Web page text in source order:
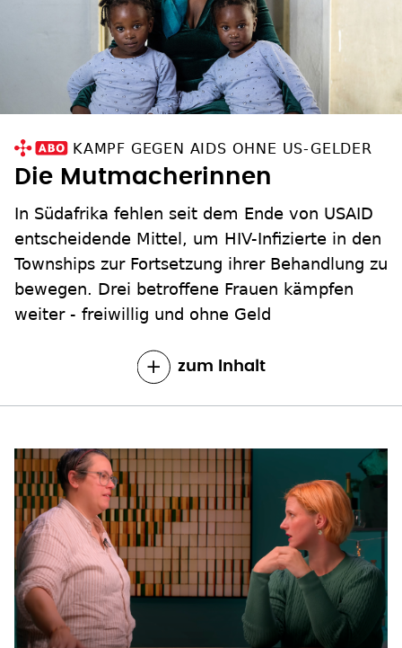
KAMPF GEGEN AIDS OHNE US-GELDER
Die Mutmacherinnen
In Südafrika fehlen seit dem Ende von USAID
entscheidende Mittel, um HIV-Infizierte in den
Townships zur Fortsetzung ihrer Behandlung zu
bewegen. Drei betroffene Frauen kämpfen
weiter - freiwillig und ohne Geld
zum Inhalt